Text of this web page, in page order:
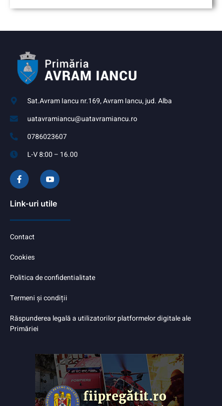
Sat.Avram Iancu nr.169, Avram Iancu, jud. Alba
uatavramiancu@uatavramiancu.ro
0786023607
L-V 8:00 – 16.00
Link-uri utile
Contact
Cookies
Politica de confidentialitate
Termeni și condiții
Răspunderea legală a utilizatorilor platformelor digitale ale
Primăriei